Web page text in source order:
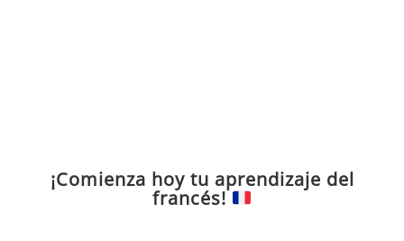
¡Comienza hoy tu aprendizaje del
francés!